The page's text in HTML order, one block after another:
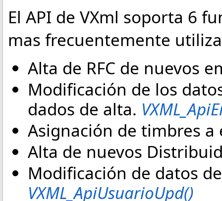
El API de VXml soporta 6
mas frecuentemente
Alta de RFC de nuevos
Modificación de los
dados de alta.
Asignación de timbres
Alta de nuevos
Modificación de datos
VXML_ApiUsuarioUpd()